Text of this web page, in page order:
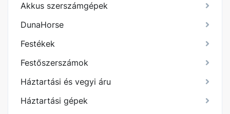
Akkus szerszámgépek
DunaHorse
Festékek
Festőszerszámok
Háztartási és vegyi áru
Háztartási gépek